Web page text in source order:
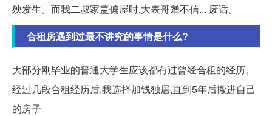
殃发生。而我二叔家盖偏屋时,大表哥犟不信... 废话。
合租房遇到过最不讲究的事情是什么?
大部分刚毕业的普通大学生应该都有过曾经合租的经历。
经过几段合租经历后,我选择加钱独居,直到5年后搬进自己
的房子